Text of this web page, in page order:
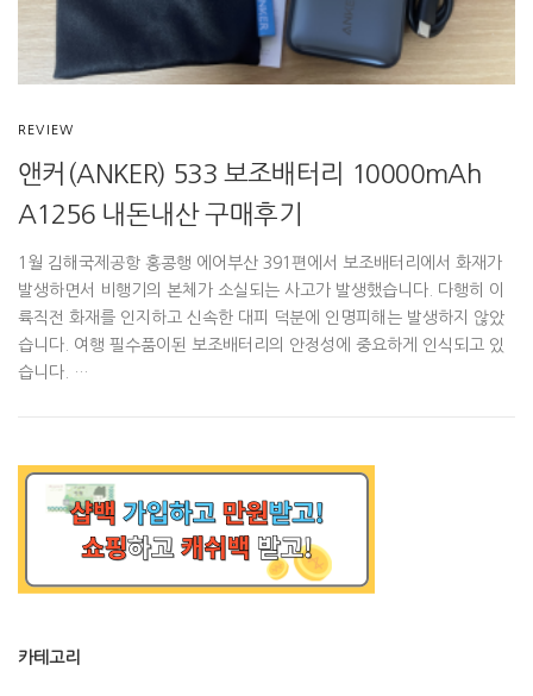
REVIEW
앤커(ANKER) 533 보조배터리 10000mAh
A1256 내돈내산 구매후기
1월 김해국제공항 홍콩행 에어부산 391편에서 보조배터리에서 화재가
발생하면서 비행기의 본체가 소실되는 사고가 발생했습니다. 다행히 이
륙직전 화재를 인지하고 신속한 대피 덕분에 인명피해는 발생하지 않았
습니다. 여행 필수품이된 보조배터리의 안정성에 중요하게 인식되고 있
습니다. …
카테고리